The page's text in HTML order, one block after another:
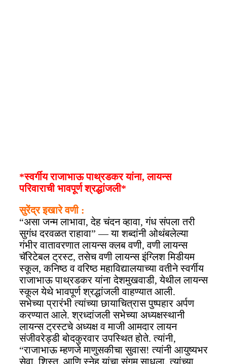
*स्वर्गीय राजाभाऊ पाथ्रडकर यांना, लायन्स
परिवाराची भावपूर्ण श्रद्धांजली*
सुरेंद्र इखारे वणी :
“असा जन्म लाभावा, देह चंदन व्हावा, गंध संपला तरी
सुगंध दरवळत राहावा” — या शब्दांनी ओथंबलेल्या
गंभीर वातावरणात लायन्स क्लब वणी, वणी लायन्स
चॅरिटेबल ट्रस्ट, तसेच वणी लायन्स इंग्लिश मिडीयम
स्कूल, कनिष्ठ व वरिष्ठ महाविद्यालयाच्या वतीने स्वर्गीय
राजाभाऊ पाथ्रडकर यांना देशमुखवाडी, येथील लायन्स
स्कूल येथे भावपूर्ण श्रद्धांजली वाहण्यात आली.
सभेच्या प्रारंभी त्यांच्या छायाचित्रास पुष्पहार अर्पण
करण्यात आले. श्रध्दांजली सभेच्या अध्यक्षस्थानी
लायन्स ट्रस्टचे अध्यक्ष व माजी आमदार लायन
संजीवरेड्डी बोदकुरवार उपस्थित होते. त्यांनी,
“राजाभाऊ म्हणजे माणुसकीचा सुवास! त्यांनी आयुष्यभर
सेवा, शिस्त, आणि स्नेह यांचा संगम साधला. त्यांच्या